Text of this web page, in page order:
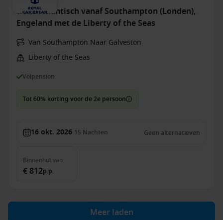
trans-Atlantisch vanaf Southampton (Londen),
Engeland met de Liberty of the Seas
Van Southampton Naar Galveston
Liberty of the Seas
Volpension
Tot 60% korting voor de 2e persoon
16 okt. 2026 15 Nachten Geen alternatieven
Binnenhutvan
€ 812p.p.
Meer laden